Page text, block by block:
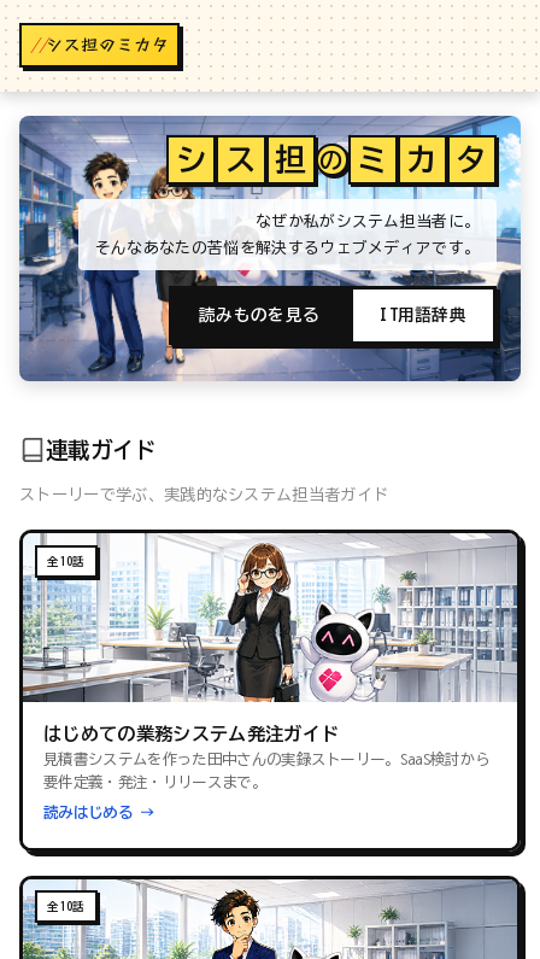
//
シ ス 担 の ミ カ タ
なぜか私がシステム担当者に。
そんなあなたの苦悩を解決するウェブメディアです。
読みものを見る IT用語辞典
連載ガイド
ストーリーで学ぶ、実践的なシステム担当者ガイド
全10話
はじめての業務システム発注ガイド
見積書システムを作った田中さんの実録ストーリー。SaaS検討から
要件定義・発注・リリースまで。
読みはじめる →
全10話